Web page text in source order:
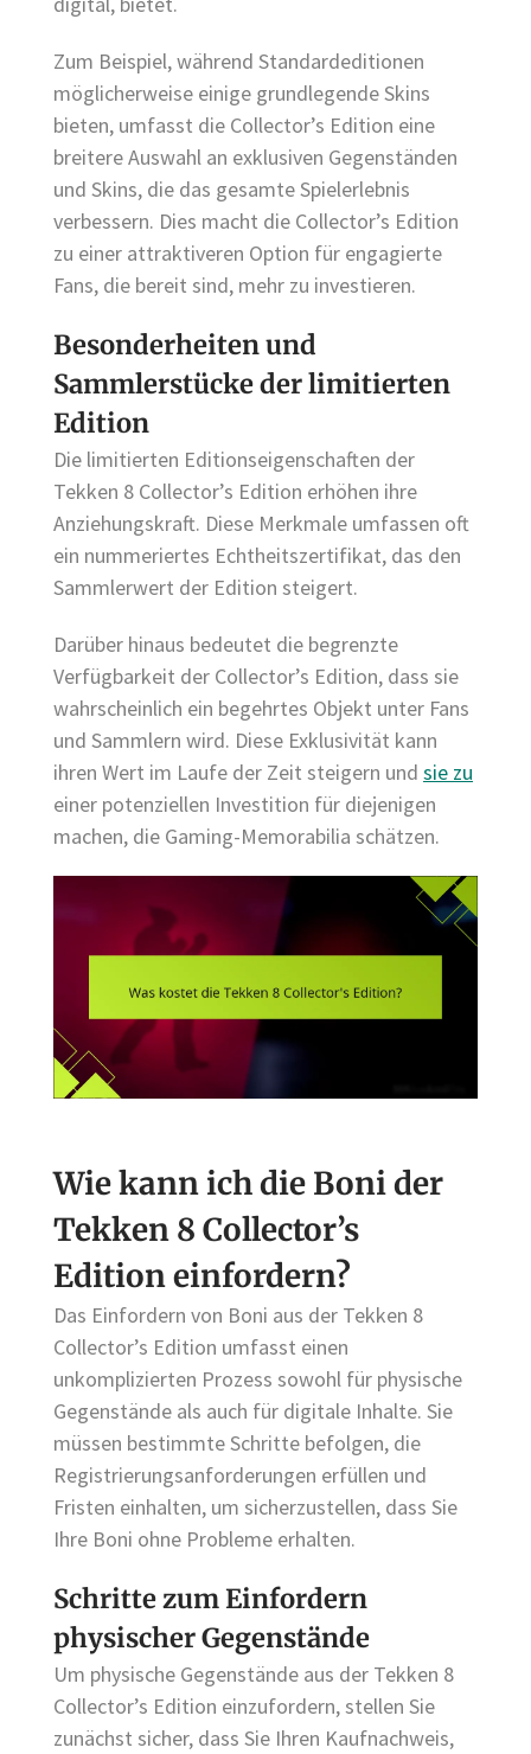
Zum Beispiel, während Standardeditionen
möglicherweise einige grundlegende Skins
bieten, umfasst die Collector’s Edition eine
breitere Auswahl an exklusiven Gegenständen
und Skins, die das gesamte Spielerlebnis
verbessern. Dies macht die Collector’s Edition
zu einer attraktiveren Option für engagierte
Fans, die bereit sind, mehr zu investieren.
Besonderheiten und
Sammlerstücke der limitierten
Edition
Die limitierten Editionseigenschaften der
Tekken 8 Collector’s Edition erhöhen ihre
Anziehungskraft. Diese Merkmale umfassen oft
ein nummeriertes Echtheitszertifikat, das den
Sammlerwert der Edition steigert.
Darüber hinaus bedeutet die begrenzte
Verfügbarkeit der Collector’s Edition, dass sie
wahrscheinlich ein begehrtes Objekt unter Fans
und Sammlern wird. Diese Exklusivität kann
ihren Wert im Laufe der Zeit steigern und sie zu
einer potenziellen Investition für diejenigen
machen, die Gaming-Memorabilia schätzen.
Wie kann ich die Boni der
Tekken 8 Collector’s
Edition einfordern?
Das Einfordern von Boni aus der Tekken 8
Collector’s Edition umfasst einen
unkomplizierten Prozess sowohl für physische
Gegenstände als auch für digitale Inhalte. Sie
müssen bestimmte Schritte befolgen, die
Registrierungsanforderungen erfüllen und
Fristen einhalten, um sicherzustellen, dass Sie
Ihre Boni ohne Probleme erhalten.
Schritte zum Einfordern
physischer Gegenstände
Um physische Gegenstände aus der Tekken 8
Collector’s Edition einzufordern, stellen Sie
zunächst sicher, dass Sie Ihren Kaufnachweis,